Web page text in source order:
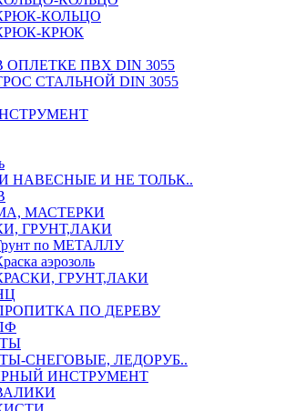
КОЛЬЦО
КРЮК
ОПЛЕТКЕ ПВХ DIN 3055
СТАЛЬНОЙ DIN 3055
НАВЕСНЫЕ И НЕ ТОЛЬК..
МАСТЕРКИ
ГРУНТ,ЛАКИ
по МЕТАЛЛУ
аэрозоль
ГРУНТ,ЛАКИ
ПО ДЕРЕВУ
СНЕГОВЫЕ, ЛЕДОРУБ..
ИНСТРУМЕНТ